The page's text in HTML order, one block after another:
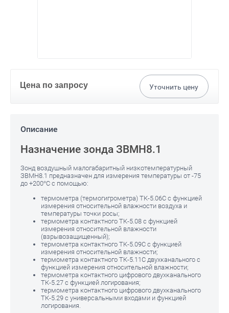
Цена по запросу Уточнить цену
Описание
Назначение зонда ЗВМН8.1
Зонд воздушный малогабаритный низкотемпературный
ЗВМН8.1 предназначен для измерения температуры от -75
до +200°С с помощью:
термометра (термогигрометра) ТК-5.06С с функцией
измерения относительной влажности воздуха и
температуры точки росы;
термометра контактного ТК-5.08 с функцией
измерения относительной влажности
(взрывозащищенный);
термометра контактного ТК-5.09С с функцией
измерения относительной влажности;
термометра контактного ТК-5.11С двухканального с
функцией измерения относительной влажности;
термометра контактного цифрового двухканального
ТК-5.27 с функцией логирования;
термометра контактного цифрового двухканального
ТК-5.29 с универсальными входами и функцией
логирования.